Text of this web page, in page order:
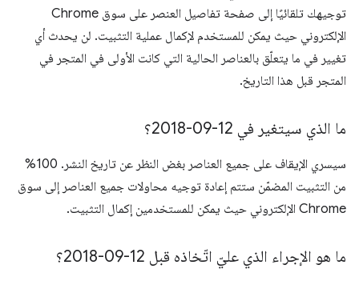
توجيهك تلقائيًا إلى صفحة تفاصيل العنصر على سوق Chrome
الإلكتروني حيث يمكن للمستخدم لإكمال عملية التثبيت. لن يحدث أي
تغيير في ما يتعلّق بالعناصر الحالية التي كانت الأولى في المتجر في
المتجر قبل هذا التاريخ.
ما الذي سيتغير في 12-09-2018؟
سيسري الإيقاف على جميع العناصر بغض النظر عن تاريخ النشر. 100%
من التثبيت المضمّن ستتم إعادة توجيه محاولات جميع العناصر إلى سوق
Chrome الإلكتروني حيث يمكن للمستخدمين إكمال التثبيت.
ما هو الإجراء الذي عليّ اتّخاذه قبل 12-09-2018؟